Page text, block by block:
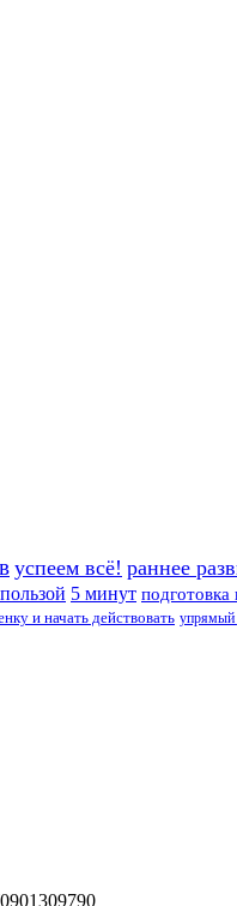
успеем всё! раннее
5 минут подготовка
и начать действовать упрямый